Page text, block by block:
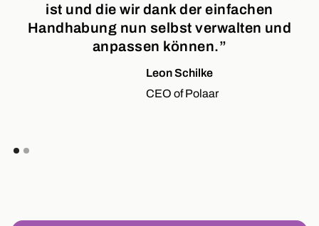
ist und die wir dank der einfachen
Handhabung nun selbst verwalten und
anpassen können.”
Leon Schilke
CEO of Polaar